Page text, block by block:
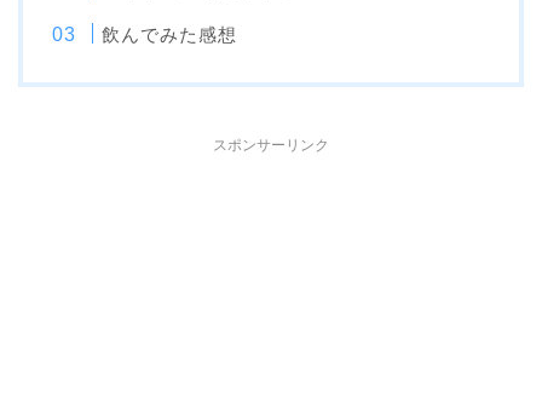
飲んでみた感想
スポンサーリンク